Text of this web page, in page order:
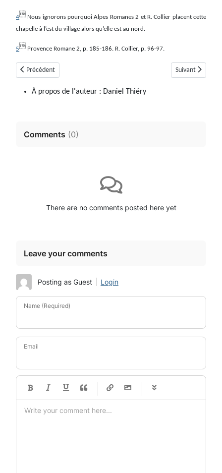
4 Nous ignorons pourquoi Alpes Romanes 2 et R. Collier placent cette
chapelle à l’est du village alors qu’elle est au nord.
5 Provence Romane 2, p. 185-186. R. Collier, p. 96-97.
Article précédent : Saint-Martin-Les-Seyne
Précédent Article suivant :
Suivant
À propos de l'auteur : Daniel Thiéry
Comments (0)
There are no comments posted here yet
Leave your comments
Posting as Guest Login
Name (Required)
Email
-
-
-
-